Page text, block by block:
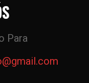
Para